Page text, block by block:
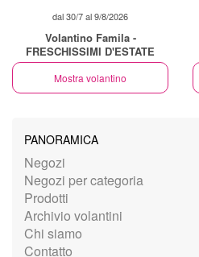
dal 30/7 al 9/8/2026
Volantino Famila -
FRESCHISSIMI D'ESTATE
Mostra volantino
PANORAMICA
Negozi
Negozi per categoria
Prodotti
Archivio volantini
Chi siamo
Contatto